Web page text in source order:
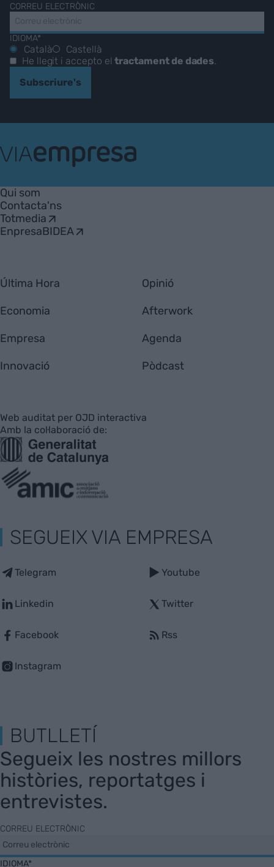
CORREU ELECTRÒNIC
IDIOMA*
Català
Castellà
He llegit i accepto eltractament de dades.
Subscriure's
Empresa
Qui som
Contacta'ns
Totmedia
EnpresaBIDEA
Última Hora
Economia
Empresa
Innovació
Opinió
Afterwork
Agenda
Pòdcast
Web auditat per OJD interactiva
Amb la col·laboració de:
SEGUEIX VIA EMPRESA
Telegram
Linkedin
Facebook
Instagram
Youtube
Twitter
Rss
BUTLLETÍ
Segueix les nostres millors
històries, reportatges i
entrevistes.
CORREU ELECTRÒNIC
IDIOMA*